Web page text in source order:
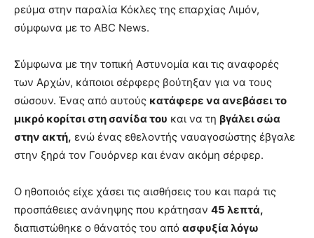
ρεύμα στην παραλία Κόκλες της επαρχίας Λιμόν,
σύμφωνα με το ABC News.
Σύμφωνα με την τοπική Αστυνομία και τις αναφορές
των Αρχών, κάποιοι σέρφερς βούτηξαν για να τους
σώσουν. Ένας από αυτούς κατάφερε να ανεβάσει το
μικρό κορίτσι στη σανίδα του και να τη βγάλει σώα
στην ακτή, ενώ ένας εθελοντής ναυαγοσώστης έβγαλε
στην ξηρά τον Γουόρνερ και έναν ακόμη σέρφερ.
Ο ηθοποιός είχε χάσει τις αισθήσεις του και παρά τις
προσπάθειες ανάνηψης που κράτησαν 45 λεπτά,
διαπιστώθηκε ο θάνατός του από ασφυξία λόγω